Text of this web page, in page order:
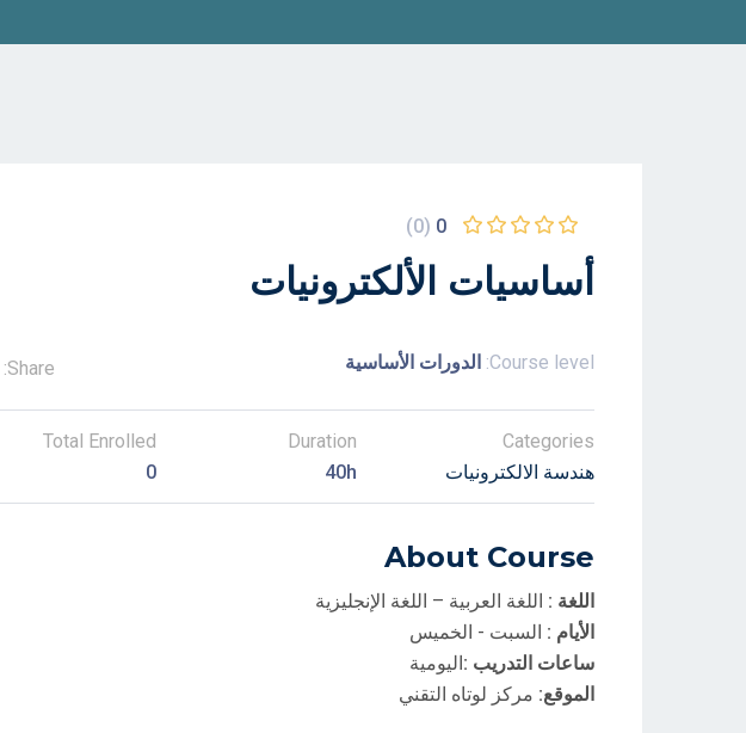
0
(0)
أساسيات الألكترونيات
Course level: الدورات الأساسية Share:
Categories
هندسة الالكترونيات
Duration
40h
Total Enrolled
0
About Course
اللغة : اللغة العربية – اللغة الإنجليزية
الأيام : السبت - الخميس
ساعات التدريب :اليومية
الموقع: مركز لوتاه التقني